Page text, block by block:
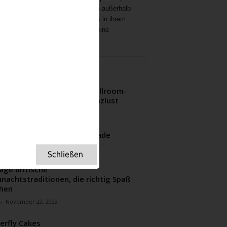
mit Menschen außerhalb
die aber Besonderes in ihrem
geleistet haben, Menschen, die eine
Reise durch Britanniens Ballroom-
– Tea, Taktgefühl und Tanzlust
Basilikum-Biskuit Roulade
britische
die richtig Spaß
- November 22, 2023
Cakes